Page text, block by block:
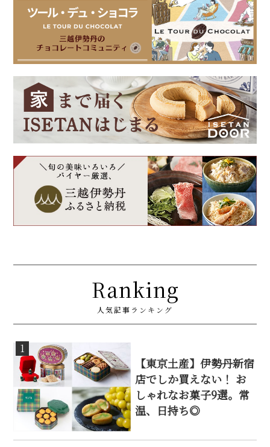
Ranking
人気記事ランキング
1
【東京土産】伊勢丹新宿
店でしか買えない！ お
しゃれなお菓子9選。常
温、日持ち◎